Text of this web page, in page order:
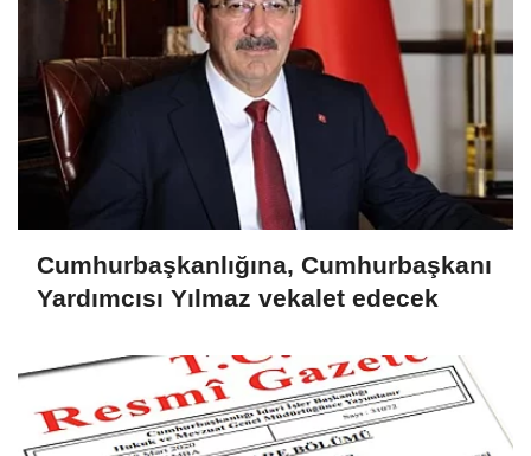
Cumhurbaşkanlığına, Cumhurbaşkanı
Yardımcısı Yılmaz vekalet edecek